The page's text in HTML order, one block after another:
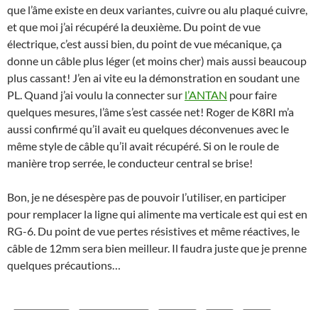
que l’âme existe en deux variantes, cuivre ou alu plaqué cuivre,
et que moi j’ai récupéré la deuxième. Du point de vue
électrique, c’est aussi bien, du point de vue mécanique, ça
donne un câble plus léger (et moins cher) mais aussi beaucoup
plus cassant! J’en ai vite eu la démonstration en soudant une
PL. Quand j’ai voulu la connecter sur l’ANTAN pour faire
quelques mesures, l’âme s’est cassée net! Roger de K8RI m’a
aussi confirmé qu’il avait eu quelques déconvenues avec le
même style de câble qu’il avait récupéré. Si on le roule de
manière trop serrée, le conducteur central se brise!
Bon, je ne désespère pas de pouvoir l’utiliser, en participer
pour remplacer la ligne qui alimente ma verticale est qui est en
RG-6. Du point de vue pertes résistives et même réactives, le
câble de 12mm sera bien meilleur. Il faudra juste que je prenne
quelques précautions…